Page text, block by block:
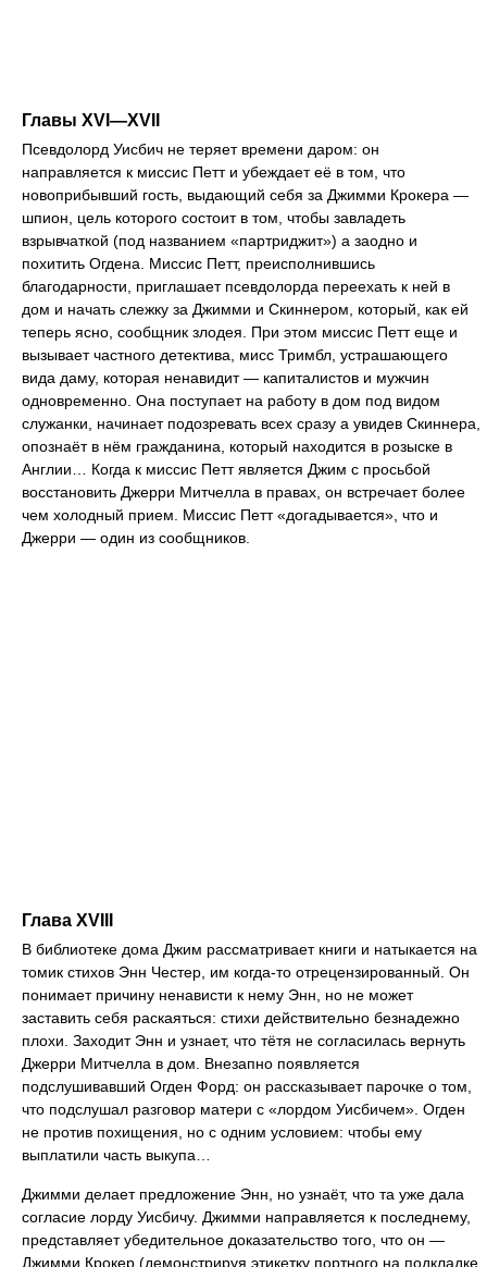
Главы XVI—XVII
Псевдолорд Уисбич не теряет времени даром: он
направляется к миссис Петт и убеждает её в том, что
новоприбывший гость, выдающий себя за Джимми Крокера —
шпион, цель которого состоит в том, чтобы завладеть
взрывчаткой (под названием «партриджит») а заодно и
похитить Огдена. Миссис Петт, преисполнившись
благодарности, приглашает псевдолорда переехать к ней в
дом и начать слежку за Джимми и Скиннером, который, как ей
теперь ясно, сообщник злодея. При этом миссис Петт еще и
вызывает частного детектива, мисс Тримбл, устрашающего
вида даму, которая ненавидит — капиталистов и мужчин
одновременно. Она поступает на работу в дом под видом
служанки, начинает подозревать всех сразу а увидев Скиннера,
опознаёт в нём гражданина, который находится в розыске в
Англии… Когда к миссис Петт является Джим с просьбой
восстановить Джерри Митчелла в правах, он встречает более
чем холодный прием. Миссис Петт «догадывается», что и
Джерри — один из сообщников.
Глава XVIII
В библиотеке дома Джим рассматривает книги и натыкается на
томик стихов Энн Честер, им когда-то отрецензированный. Он
понимает причину ненависти к нему Энн, но не может
заставить себя раскаяться: стихи действительно безнадежно
плохи. Заходит Энн и узнает, что тётя не согласилась вернуть
Джерри Митчелла в дом. Внезапно появляется
подслушивавший Огден Форд: он рассказывает парочке о том,
что подслушал разговор матери с «лордом Уисбичем». Огден
не против похищения, но с одним условием: чтобы ему
выплатили часть выкупа…
Джимми делает предложение Энн, но узнаёт, что та уже дала
согласие лорду Уисбичу. Джимми направляется к последнему,
представляет убедительное доказательство того, что он —
Джимми Крокер (демонстрируя этикетку портного на подкладке